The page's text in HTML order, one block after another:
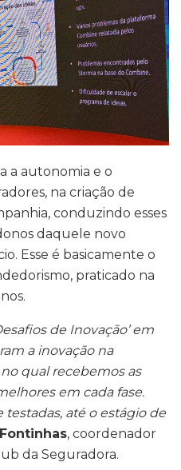
a autonomia e o
na criação de
conduzindo esses
daquele novo
Esse é basicamente o
praticado na
de Inovação’ em
a inovação na
qual recebemos as
em cada fase.
testadas, até o estágio de
, coordenador
da Seguradora.